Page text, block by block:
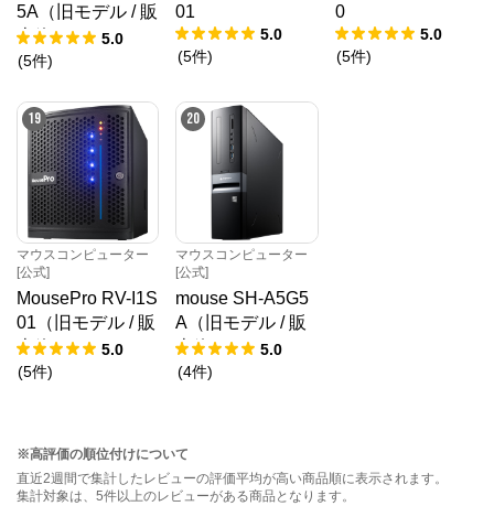
5A（旧モデル / 販
売終了）
5.0
(5件)
01
5.0
(5件)
0
5.0
(5件)
19
マウスコンピューター
[公式]
MousePro RV-I1S
01（旧モデル / 販
売終了）
5.0
(5件)
20
マウスコンピューター
[公式]
mouse SH-A5G5
A（旧モデル / 販
売終了）
5.0
(4件)
※高評価の順位付けについて
直近2週間で集計したレビューの評価平均が高い商品順に表示されます。
集計対象は、5件以上のレビューがある商品となります。